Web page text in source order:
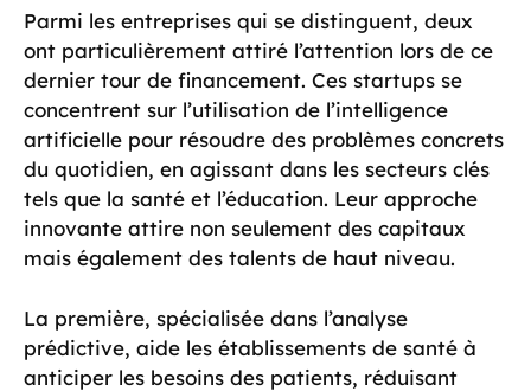
Parmi les entreprises qui se distinguent, deux
ont particulièrement attiré l’attention lors de ce
dernier tour de financement. Ces startups se
concentrent sur l’utilisation de l’intelligence
artificielle pour résoudre des problèmes concrets
du quotidien, en agissant dans les secteurs clés
tels que la santé et l’éducation. Leur approche
innovante attire non seulement des capitaux
mais également des talents de haut niveau.
La première, spécialisée dans l’analyse
prédictive, aide les établissements de santé à
anticiper les besoins des patients, réduisant